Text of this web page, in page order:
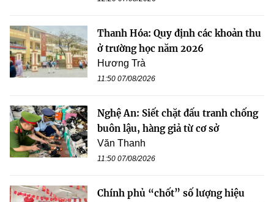
Thanh Hóa: Quy định các khoản thu
ở trường học năm 2026
Hương Trà
11:50 07/08/2026
Nghệ An: Siết chặt đấu tranh chống
buôn lậu, hàng giả từ cơ sở
Văn Thanh
11:50 07/08/2026
Chính phủ “chốt” số lượng hiệu